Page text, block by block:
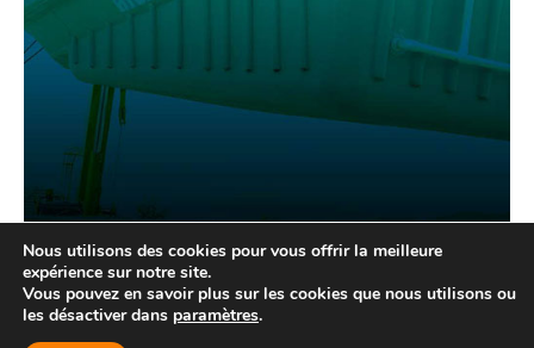
© Location d'équipements Laval - 2026 | Tous droits
Nous utilisons des cookies pour vous offrir la meilleure
expérience sur notre site.
Vous pouvez en savoir plus sur les cookies que nous utilisons ou
les désactiver dans paramètres.